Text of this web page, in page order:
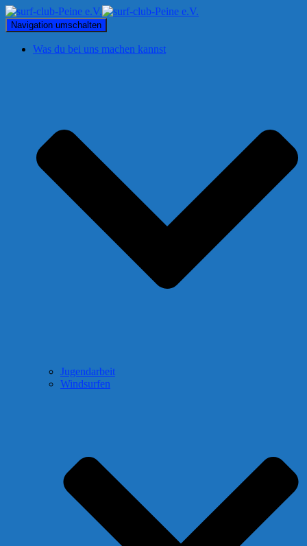
Navigation umschalten
Was du bei uns machen kannst
Jugendarbeit
Windsurfen